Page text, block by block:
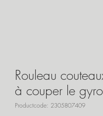
Rouleau
à couper le
Productcode: 2305807409